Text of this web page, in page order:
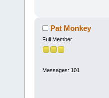
Pat Monkey
Full Member
Messages: 101